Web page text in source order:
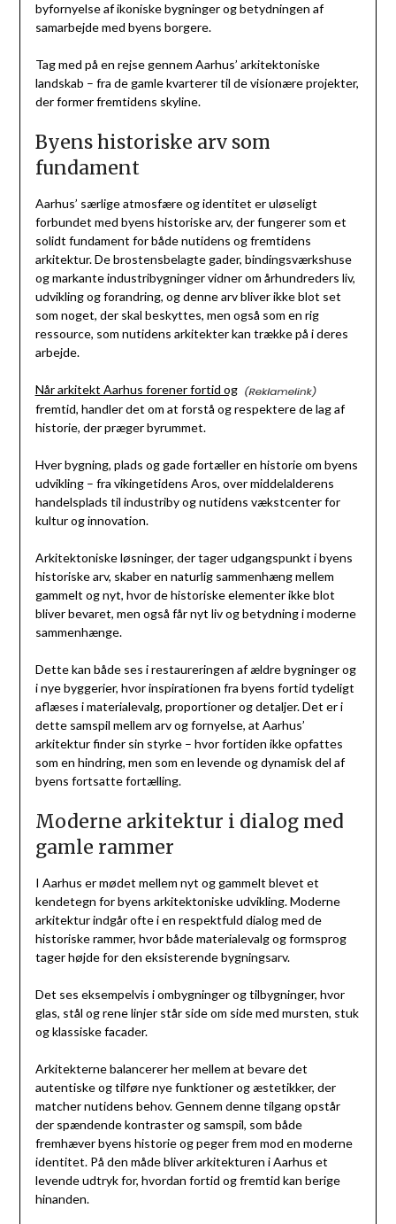
byfornyelse af ikoniske bygninger og betydningen af
samarbejde med byens borgere.
Tag med på en rejse gennem Aarhus’ arkitektoniske
landskab – fra de gamle kvarterer til de visionære projekter,
der former fremtidens skyline.
Byens historiske arv som
fundament
Aarhus’ særlige atmosfære og identitet er uløseligt
forbundet med byens historiske arv, der fungerer som et
solidt fundament for både nutidens og fremtidens
arkitektur. De brostensbelagte gader, bindingsværkshuse
og markante industribygninger vidner om århundreders liv,
udvikling og forandring, og denne arv bliver ikke blot set
som noget, der skal beskyttes, men også som en rig
ressource, som nutidens arkitekter kan trække på i deres
arbejde.
Når arkitekt Aarhus forener fortid og
fremtid, handler det om at forstå og respektere de lag af
historie, der præger byrummet.
Hver bygning, plads og gade fortæller en historie om byens
udvikling – fra vikingetidens Aros, over middelalderens
handelsplads til industriby og nutidens vækstcenter for
kultur og innovation.
Arkitektoniske løsninger, der tager udgangspunkt i byens
historiske arv, skaber en naturlig sammenhæng mellem
gammelt og nyt, hvor de historiske elementer ikke blot
bliver bevaret, men også får nyt liv og betydning i moderne
sammenhænge.
Dette kan både ses i restaureringen af ældre bygninger og
i nye byggerier, hvor inspirationen fra byens fortid tydeligt
aflæses i materialevalg, proportioner og detaljer. Det er i
dette samspil mellem arv og fornyelse, at Aarhus’
arkitektur finder sin styrke – hvor fortiden ikke opfattes
som en hindring, men som en levende og dynamisk del af
byens fortsatte fortælling.
Moderne arkitektur i dialog med
gamle rammer
I Aarhus er mødet mellem nyt og gammelt blevet et
kendetegn for byens arkitektoniske udvikling. Moderne
arkitektur indgår ofte i en respektfuld dialog med de
historiske rammer, hvor både materialevalg og formsprog
tager højde for den eksisterende bygningsarv.
Det ses eksempelvis i ombygninger og tilbygninger, hvor
glas, stål og rene linjer står side om side med mursten, stuk
og klassiske facader.
Arkitekterne balancerer her mellem at bevare det
autentiske og tilføre nye funktioner og æstetikker, der
matcher nutidens behov. Gennem denne tilgang opstår
der spændende kontraster og samspil, som både
fremhæver byens historie og peger frem mod en moderne
identitet. På den måde bliver arkitekturen i Aarhus et
levende udtryk for, hvordan fortid og fremtid kan berige
hinanden.